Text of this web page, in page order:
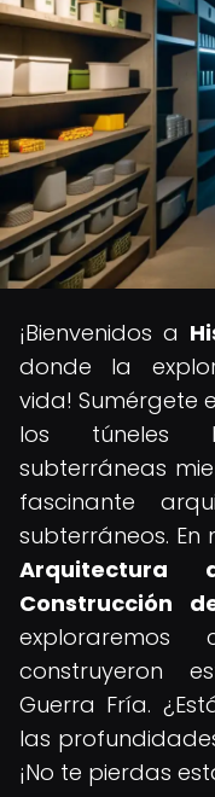
¡Bienvenidos a
donde la
vida! Sumérgete
los túneles
subterráneas
fascinante
subterráneos.
Construcción
construyeron
Guerra Fría.
las
¡No te pierdas